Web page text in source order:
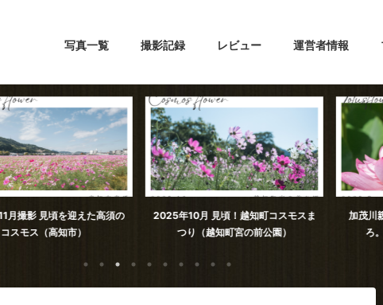
写真一覧 撮影記録 レビュー 運営者情報
た高須の
2025年10月 見頃！越知町コスモスま
つり（越知町宮の前公園）
加茂川親水公園に咲く蓮
ろ。（高知県西部･土